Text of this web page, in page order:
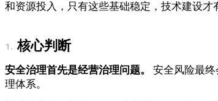
和资源投入，只有这些基础稳定，技术建设才
核心判断
安全治理首先是经营治理问题。
安全风险最
理体系。